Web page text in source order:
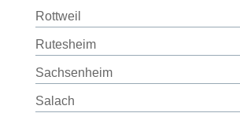
Rottweil
Rutesheim
Sachsenheim
Salach